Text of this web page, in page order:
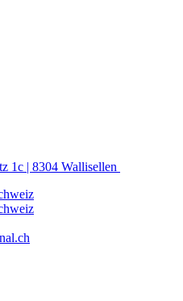
1c | 8304 Wallisellen